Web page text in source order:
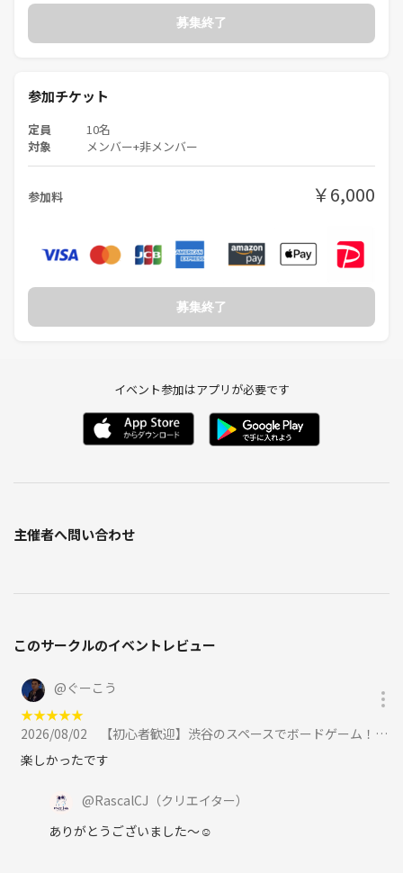
※2〜3名前後する可能性がございます。
過去当サークルに参加していただいた方限定参加費が500円引き！
チケット名「（メンバー限定）リピーター特典チケット」をご購入くだ
ッセージでいただけましたら、
前日・当日キャンセルは返金されませんのでご了承ください。
・備品（箸・皿・ゴミ袋など）
だけで嬉しいです！☺️
・20歳以上の方のみご参加いただけます
す。
気軽に、でもちょっと贅沢に。
美味しいお酒と穏やかな会話を楽しめる、そんな夜にできたら嬉しいで
ご参加、お待ちしています！
《つなげーと上でのLINE IDの交換・聞き出す行為は禁止されています》
募集終了
参加チケット
定員 10名
対象 メンバー+非メンバー
参加料 ￥6,000
募集終了
イベント参加はアプリが必要です
主催者へ問い合わせ
このサークルのイベントレビュー
@ぐーこう
★★★★★
2026/08/02
【初心者歓迎】渋谷のスペースでボードゲーム！！に参加
楽しかったです
@RascalCJ （クリエイター）
ありがとうございました〜☺️